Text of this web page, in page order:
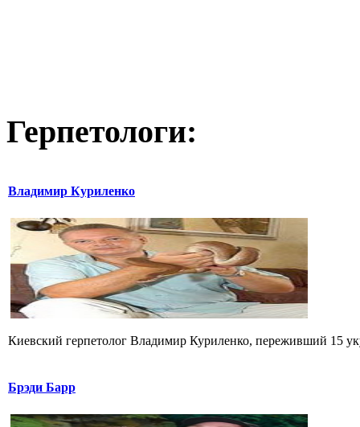
Герпетологи:
Владимир Куриленко
Киевский герпетолог Владимир Куриленко, переживший 15
Брэди Барр